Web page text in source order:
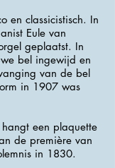
en classicistisch. In
Eule van
geplaatst. In
bel ingewijd en
van de bel
in 1907 was
een plaquette
de première van
in 1830.